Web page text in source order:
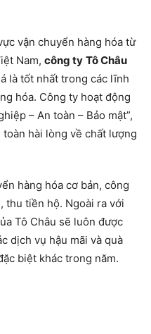
vận chuyển hàng hóa từ
Nam, công ty Tô Châu
là tốt nhất trong các lĩnh
hóa. Công ty hoạt động
– An toàn – Bảo mật”,
hài lòng về chất lượng
hàng hóa cơ bản, công
thu tiền hộ. Ngoài ra với
Tô Châu sẽ luôn được
dịch vụ hậu mãi và quà
biệt khác trong năm.